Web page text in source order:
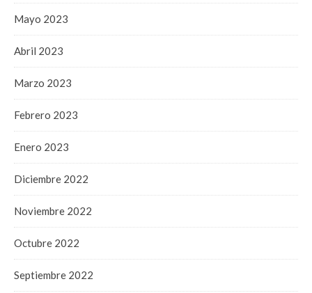
Mayo 2023
Abril 2023
Marzo 2023
Febrero 2023
Enero 2023
Diciembre 2022
Noviembre 2022
Octubre 2022
Septiembre 2022